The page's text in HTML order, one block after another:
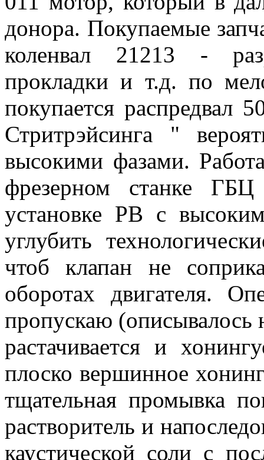
донора. Покупаемые
коленвал 21213 -
прокладки и т.д. по
покупается
Стритрэйсинга "
высокими фазами.
фрезерном станке
установке РВ с
углубить
чтоб клапан не
оборотах двигателя.
пропускаю (описывалось
растачивается и
плоско вершинное
тщательная промывка
растворитель и
каустической соли с